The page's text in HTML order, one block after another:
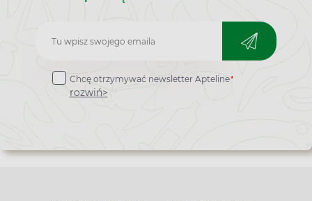
Zapisz
do
newslettera
Chcę otrzymywać newsletter Apteline*
rozwiń>